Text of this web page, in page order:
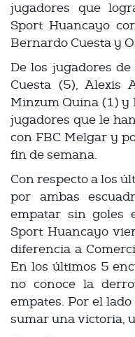
jugadores que
Sport Huancayo
Bernardo Cuesta y
De los jugadores
Cuesta (5), Alexis
Minzum Quina (1) y
jugadores que le
con FBC Melgar y
fin de semana.
Con respecto a los
por ambas
empatar sin goles
Sport Huancayo
diferencia a
En los últimos 5
no conoce la
empates. Por el
sumar una victoria,